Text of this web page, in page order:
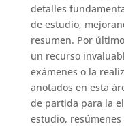
detalles
de estudio,
resumen. Por
un recurso
exámenes o la
anotados en esta
de partida para la
estudio,